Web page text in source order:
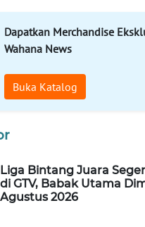
Dapatkan Merchandise
Wahana News
Buka Katalog
Liga Bintang Juara
di GTV, Babak Utama
Agustus 2026